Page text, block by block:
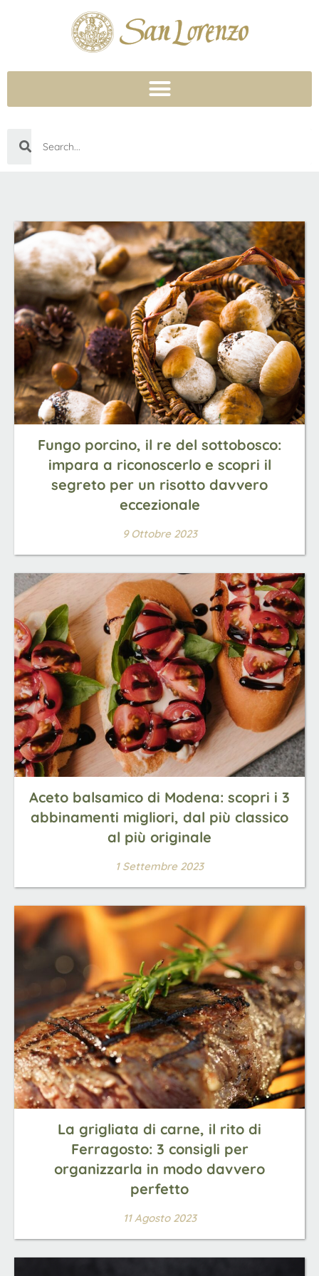
Fungo porcino, il re del sottobosco:
impara a riconoscerlo e scopri il
segreto per un risotto davvero
eccezionale
9 Ottobre 2023
Aceto balsamico di Modena: scopri i 3
abbinamenti migliori, dal più classico
al più originale
1 Settembre 2023
La grigliata di carne, il rito di
Ferragosto: 3 consigli per
organizzarla in modo davvero
perfetto
11 Agosto 2023